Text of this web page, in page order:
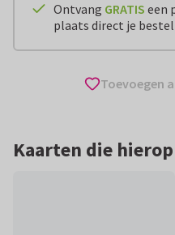
Ontvang GRATIS een
plaats direct je
Toevoegen
Kaarten die